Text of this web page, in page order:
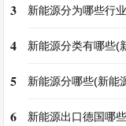
3 新能源分为哪些行
4 新能源分类有哪些(
5 新能源分哪些(新能
6 新能源出口德国哪